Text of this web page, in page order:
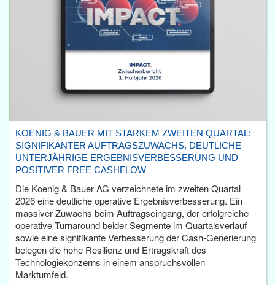
KOENIG & BAUER MIT STARKEM ZWEITEN QUARTAL:
SIGNIFIKANTER AUFTRAGSZUWACHS, DEUTLICHE
UNTERJÄHRIGE ERGEBNISVERBESSERUNG UND
POSITIVER FREE CASHFLOW
Die Koenig & Bauer AG verzeichnete im zweiten Quartal
2026 eine deutliche operative Ergebnisverbesserung. Ein
massiver Zuwachs beim Auftragseingang, der erfolgreiche
operative Turnaround beider Segmente im Quartalsverlauf
sowie eine signifikante Verbesserung der Cash-Generierung
belegen die hohe Resilienz und Ertragskraft des
Technologiekonzerns in einem anspruchsvollen
Marktumfeld.